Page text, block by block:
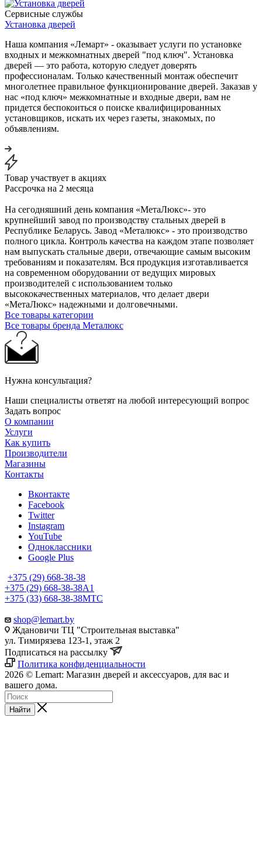
Сервисные службы
Установка дверей
Наша компания «Лемарт» - оказывает услуги по установке
входных и межкомнатных дверей "под ключ". Установка
дверей — это работа, которую следует доверять
профессионалам. Только качественный монтаж обеспечит
многолетнее правильное функционирование дверей. Заказав у
нас «под ключ» межкомнатные и входные двери, вам не
придется беспокоиться о поиске квалифицированных
установщиков, искать их через газеты, знакомых, по
объявлениям.
Товар участвует в акциях
Рассрочка на 2 месяца
На сегодняшний день компания «МетаЛюкс»- это
крупнейший завод по производству стальных дверей в
Республике Беларусь. Завод «Металюкс» - это производство
полного цикла. Контроль качества на каждом этапе позволяет
нам выпускать стальные двери, отвечающие самым высоким
требованиям и показателям. Вся продукция изготавливается
на современном оборудовании от ведущих мировых
производителей с использованием только
высококачественных материалов, что делает двери
«МетаЛюкс» надежными и долговечными.
Все товары категории
Все товары бренда Металюкс
Нужна консультация?
Наши специалисты ответят на любой интересующий вопрос
Задать вопрос
О компании
Услуги
Как купить
Производители
Магазины
Контакты
Вконтакте
Facebook
Twitter
Instagram
YouTube
Одноклассники
Google Plus
+375 (29) 668-38-38
+375 (29) 668-38-38A1
+375 (33) 668-38-38МТС
shop@lemart.by
Ждановичи ТЦ "Строительная выставка"
ул. Тимирязева 123-1, этаж 2
Подписаться на рассылку
Политика конфиденциальности
2026 © Lemart: Магазин дверей и аксессуаров, для вас и
вашего дома.
Найти